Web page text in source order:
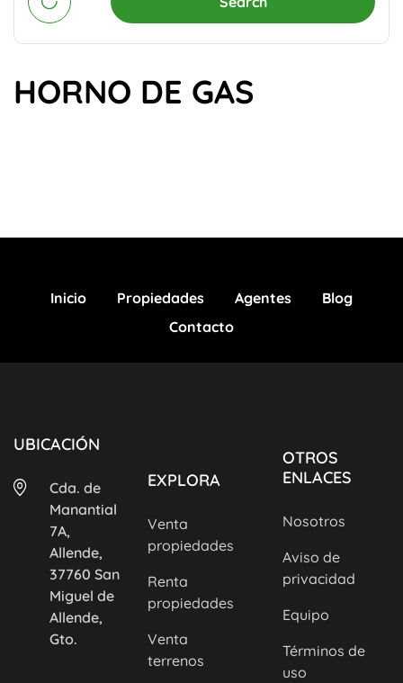
HORNO DE GAS
Inicio Propiedades Agentes
Blog
Contacto
UBICACIÓN
Cda. de
Manantial
7A,
Allende,
37760 San
Miguel de
Allende,
Gto.
EXPLORA
Venta
propiedades
Renta
propiedades
Venta
terrenos
OTROS
ENLACES
Nosotros
Aviso de
privacidad
Equipo
Términos de
uso